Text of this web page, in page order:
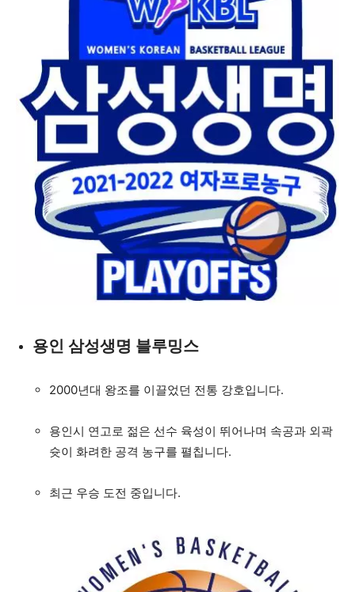
용인 삼성생명 블루밍스
2000년대 왕조를 이끌었던 전통 강호입니다.
용인시 연고로 젊은 선수 육성이 뛰어나며 속공과 외곽
슛이 화려한 공격 농구를 펼칩니다.
최근 우승 도전 중입니다.